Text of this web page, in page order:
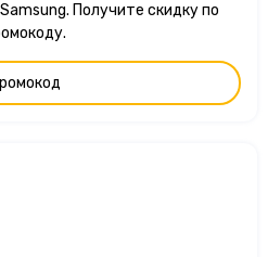
Получите скидку по